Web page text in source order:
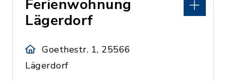
Ferienwohnung
Lägerdorf
Goethestr. 1, 25566
Lägerdorf